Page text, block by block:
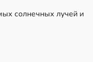
солнечных лучей и